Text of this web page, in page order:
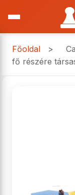
Főoldal >
fő részére